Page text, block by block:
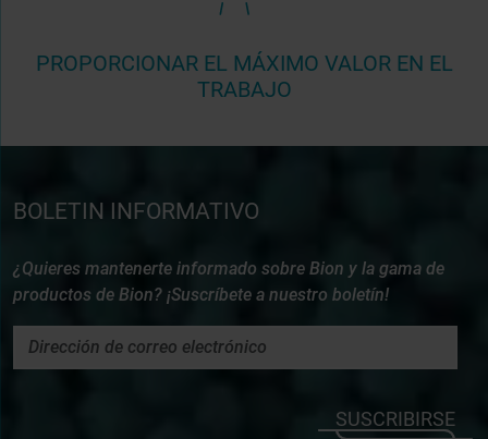
PROPORCIONAR EL MÁXIMO VALOR EN EL
TRABAJO
BOLETIN INFORMATIVO
¿Quieres mantenerte informado sobre Bion y la gama de
productos de Bion? ¡Suscríbete a nuestro boletín!
SUSCRIBIRSE